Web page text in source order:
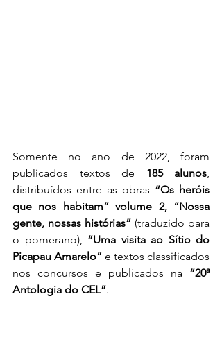
Somente no ano de 2022, foram
publicados textos de 185 alunos
distribuídos entre as obras “Os heróis
que nos habitam” volume 2, “Nossa
gente, nossas histórias” (traduzido para
o pomerano), “Uma visita ao Sítio do
Picapau Amarelo” e textos classificados
nos concursos e publicados na “20ª
Antologia do CEL”.